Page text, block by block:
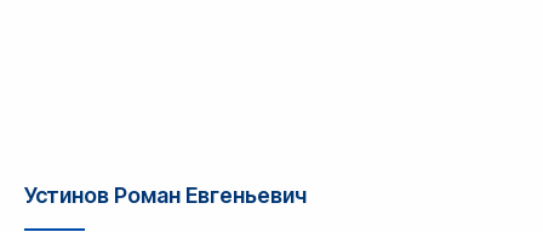
Устинов Роман Евгеньевич